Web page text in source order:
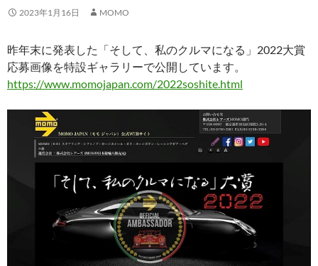
2023年1月16日 MOMO
昨年末に発表した「そして、私のクルマになる」2022大賞
応募画像を特設ギャラリーで公開しています。
https://www.momojapan.com/2022soshite.html